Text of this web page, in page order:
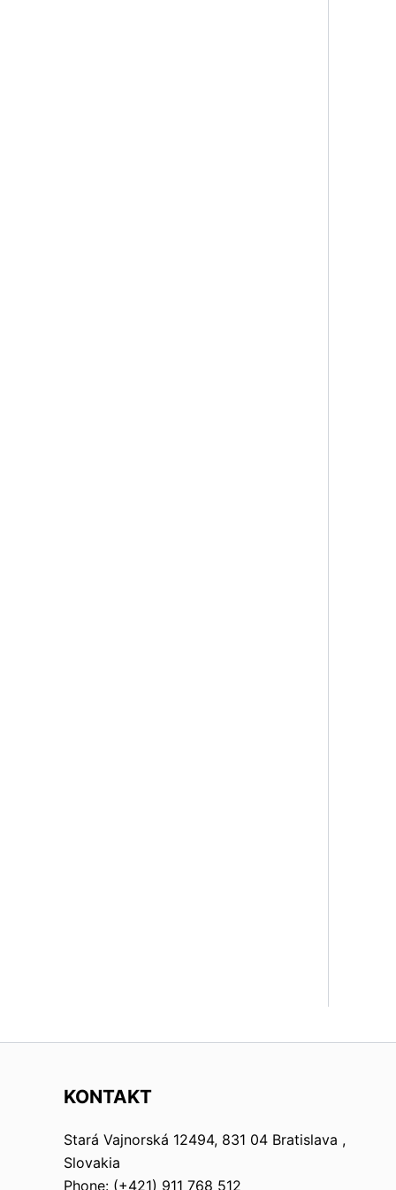
KONTAKT
Stará Vajnorská 12494, 831 04 Bratislava ,
Slovakia
Phone: (+421) 911 768 512